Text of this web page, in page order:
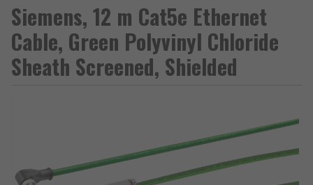
Siemens, 12 m Cat5e Ethernet
Cable, Green Polyvinyl Chloride
Sheath Screened, Shielded